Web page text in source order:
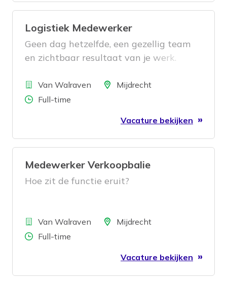
doorgevoerd. Daarbij werk je nauw
binnen de organisatie en draag je actief
bij aan een toekomstbestendige
logistieke operatie.
Logistiek Medewerker
Geen dag hetzelfde, een gezellig team
en zichtbaar resultaat van je werk.
voor jou.
BedrijfVan Walraven LocatieMijdrecht
Aantal uren
Full-time
Vacature bekijken
Medewerker Verkoopbalie
Hoe zit de functie eruit?
BedrijfVan Walraven LocatieMijdrecht
Aantal uren
Full-time
Vacature bekijken